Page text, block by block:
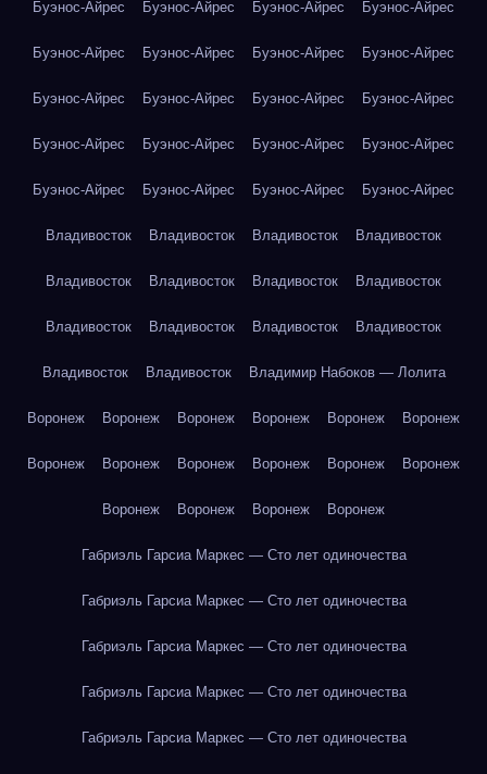
Буэнос-Айрес Буэнос-Айрес Буэнос-Айрес Буэнос-Айрес
Буэнос-Айрес Буэнос-Айрес Буэнос-Айрес Буэнос-Айрес
Буэнос-Айрес Буэнос-Айрес Буэнос-Айрес Буэнос-Айрес
Буэнос-Айрес Буэнос-Айрес Буэнос-Айрес Буэнос-Айрес
Буэнос-Айрес Буэнос-Айрес Буэнос-Айрес Буэнос-Айрес
Владивосток Владивосток Владивосток Владивосток
Владивосток Владивосток Владивосток Владивосток
Владивосток Владивосток Владивосток Владивосток
Владивосток Владивосток Владимир Набоков — Лолита
Воронеж Воронеж Воронеж Воронеж Воронеж Воронеж
Воронеж Воронеж Воронеж Воронеж Воронеж Воронеж
Воронеж Воронеж Воронеж Воронеж
Габриэль Гарсиа Маркес — Сто лет одиночества
Габриэль Гарсиа Маркес — Сто лет одиночества
Габриэль Гарсиа Маркес — Сто лет одиночества
Габриэль Гарсиа Маркес — Сто лет одиночества
Габриэль Гарсиа Маркес — Сто лет одиночества